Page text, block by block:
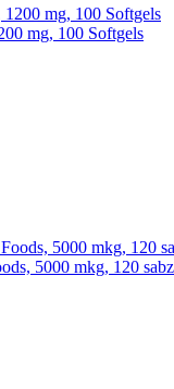
mg, 100 Softgels
5000 mkg, 120